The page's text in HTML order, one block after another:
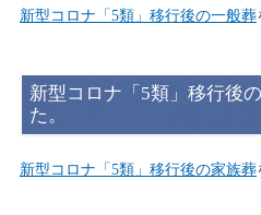
新型コロナ「5類」移行後の一般葬
新型コロナ「5類」移行後
た。
新型コロナ「5類」移行後の家族葬